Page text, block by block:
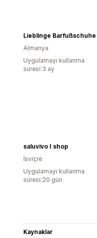
Lieblinge Barfußschuhe
Almanya
Uygulamayı kullanma
süresi:3 ay
saluvivo I shop
İsviçre
Uygulamayı kullanma
süresi:20 gün
Kaynaklar